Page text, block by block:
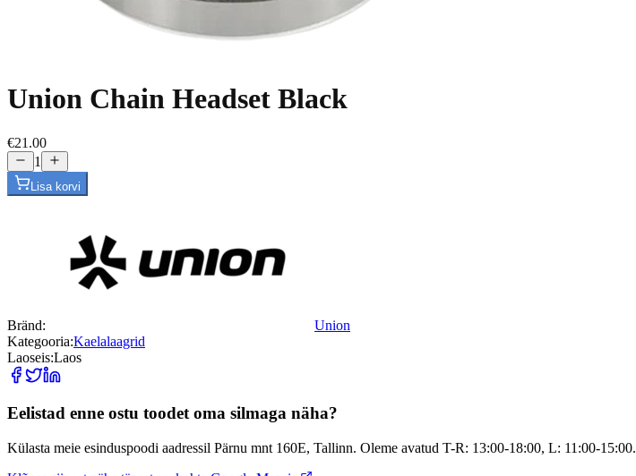
Union Chain Headset Black
€21.00
1
Lisa korvi
Bränd:
Union
Kategooria:Kaelalaagrid
Laoseis:Laos
Eelistad enne ostu toodet oma silmaga näha?
Külasta meie esinduspoodi aadressil Pärnu mnt 160E, Tallinn. Oleme avatud T-R: 13:00-18:00, L: 11:00-15:00.